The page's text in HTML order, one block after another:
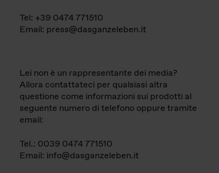
Tel: +39 0474 771510
Email: press@dasganzeleben.it
Lei non è un rappresentante dei media?
Allora contattateci per qualsiasi altra
questione come informazioni sui prodotti al
seguente numero di telefono oppure tramite
email:
Tel.: 0039 0474 771510
Email: info@dasganzeleben.it